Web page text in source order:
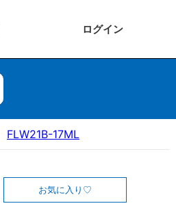
ログイン
FLW21B-17ML
お気に入り